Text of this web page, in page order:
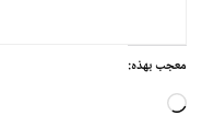
معجب بهذه:
جاري